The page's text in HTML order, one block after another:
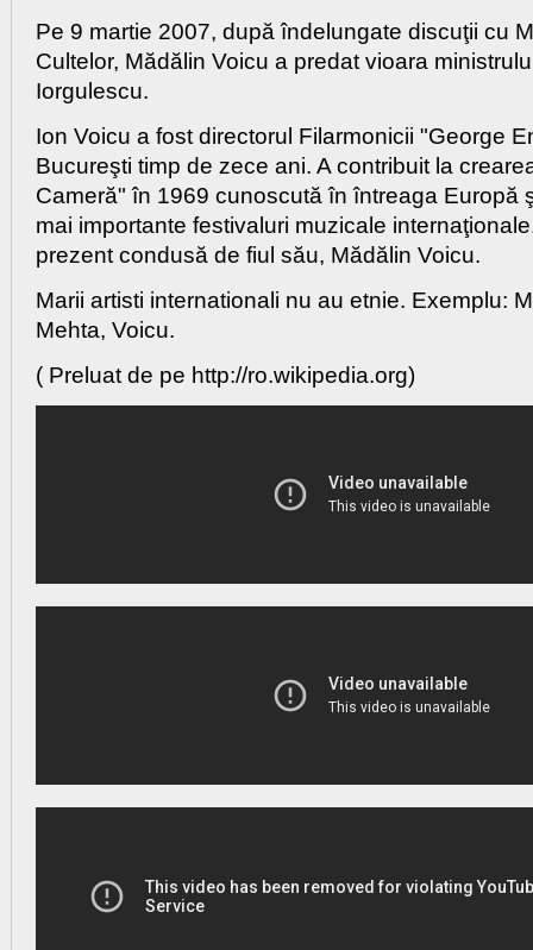
Pe 9 martie 2007, după îndelungate discuţii cu
Cultelor, Mădălin Voicu a predat vioara
Iorgulescu.
Ion Voicu a fost directorul Filarmonicii "George
Bucureşti timp de zece ani. A contribuit la
Cameră" în 1969 cunoscută în întreaga Europă
mai importante festivaluri muzicale
prezent condusă de fiul său, Mădălin Voicu.
Marii artisti internationali nu au etnie. Exemplu:
Mehta, Voicu.
( Preluat de pe http://ro.wikipedia.org)